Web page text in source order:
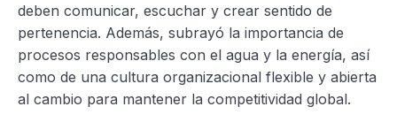
deben comunicar, escuchar y crear sentido de
pertenencia. Además, subrayó la importancia de
procesos responsables con el agua y la energía, así
como de una cultura organizacional flexible y abierta
al cambio para mantener la competitividad global.